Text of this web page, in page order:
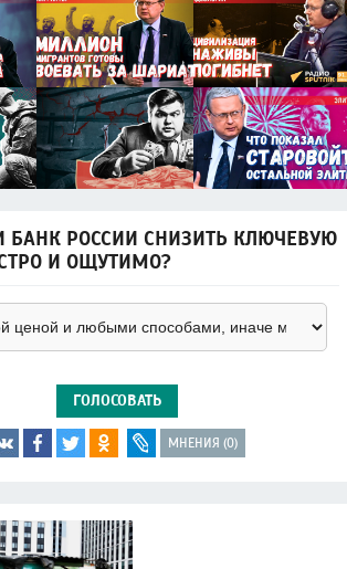
БАНК РОССИИ СНИЗИТЬ КЛЮЧЕВУЮ
И ОЩУТИМО?
ГОЛОСОВАТЬ
МНЕНИЯ (0)